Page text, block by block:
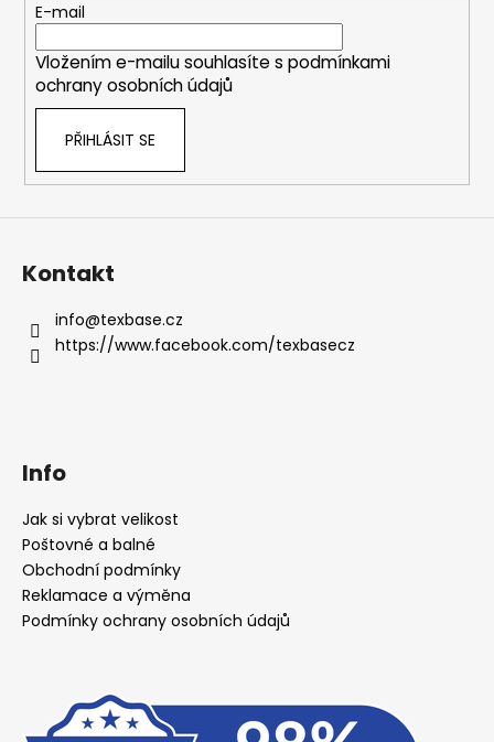
E-mail
Vložením e-mailu souhlasíte s podmínkami
ochrany osobních údajů
PŘIHLÁSIT SE
Kontakt
info@texbase.cz
https://www.facebook.com/texbasecz
Info
Jak si vybrat velikost
Poštovné a balné
Obchodní podmínky
Reklamace a výměna
Podmínky ochrany osobních údajů